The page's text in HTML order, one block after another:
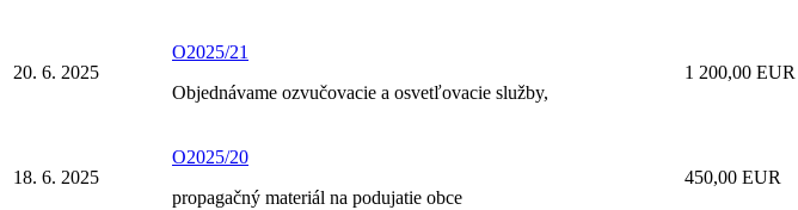
20. 6. 2025
O2025/21
Objednávame ozvučovacie a osvetľovacie služby,
1 200,00 EUR
18. 6. 2025
O2025/20
propagačný materiál na podujatie obce
450,00 EUR